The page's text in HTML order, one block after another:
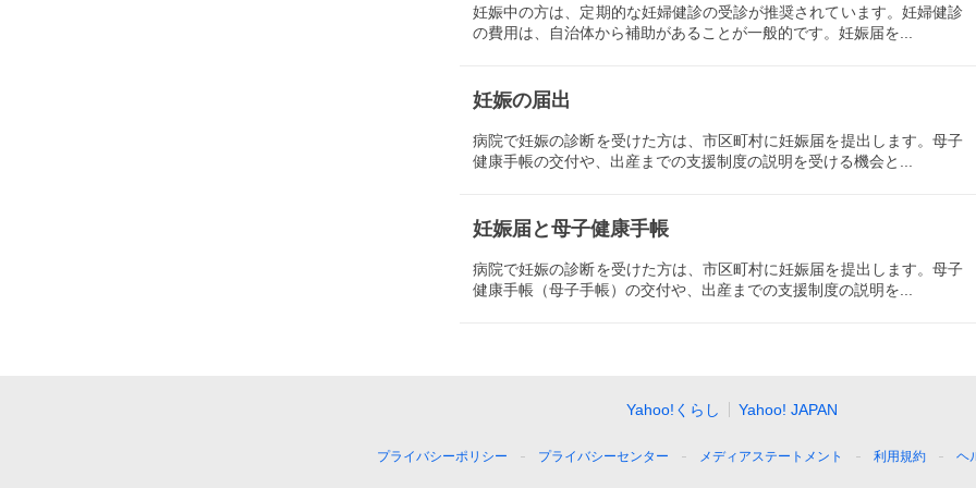
妊娠中の方は、定期的な妊婦健診の受診が推奨されています。妊婦健診
の費用は、自治体から補助があることが一般的です。妊娠届を...
妊娠の届出
病院で妊娠の診断を受けた方は、市区町村に妊娠届を提出します。母子
健康手帳の交付や、出産までの支援制度の説明を受ける機会と...
妊娠届と母子健康手帳
病院で妊娠の診断を受けた方は、市区町村に妊娠届を提出します。母子
健康手帳（母子手帳）の交付や、出産までの支援制度の説明を...
Yahoo!くらし Yahoo! JAPAN
プライバシーポリシー プライバシーセンター メディアステートメント 利用規約 ヘ